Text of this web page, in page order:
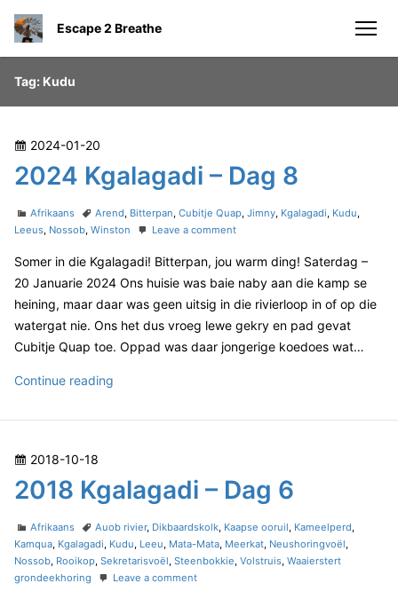
Escape 2 Breathe
Tag: Kudu
P
o
s
t
e
n
2024-01-20
2024 Kgalagadi – Dag 8
C
a
e
o
i
e
Afrikaans
T
a
s
Arend, Bitterpan,Cubitje Quap,Jimny, Kgalagadi, Kudu,
Leeus, Nossob, Winston Leave a commento
2
0
2
K
g
–
D
g
8
Somer in die Kgalagadi! Bitterpan, jou warm ding! Saterdag –
20 Januarie 2024 Ons huisie was baie naby aan die kamp se
heining, maar daar was geen uitsig in die rivierloop in of op die
watergat nie. Ons het dus vroeg lewe gekry en pad gevat
Cubitje Quap toe. Oppad was daar jongerige koedoes wat…
Continue reading
2
g
l
a
g
P
o
s
t
e
d
o
2018-10-18
2018 Kgalagadi – Dag 6
C
a
t
e
Afrikaans
T
a
g
s
Auob rivier, Dikbaardskolk, Kaapse ooruil, Kameelperd,
Kamqua, Kgalagadi, Kudu, Leeu, Mata-Mata, Meerkat, Neushoringvoël,
Nossob, Rooikop, Sekretarisvoël, Steenbokkie, Volstruis, Waaierstert
grondeekhoring
Leave a commento